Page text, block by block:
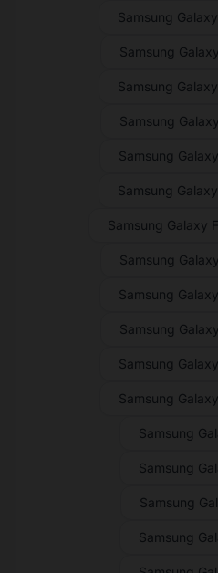
Samsung
Samsung
Samsung
Samsung
Samsung
Samsung
Samsung Galaxy
Samsung
Samsung
Samsung
Samsung
Samsung
Samsung
Samsung
Samsung
Samsung